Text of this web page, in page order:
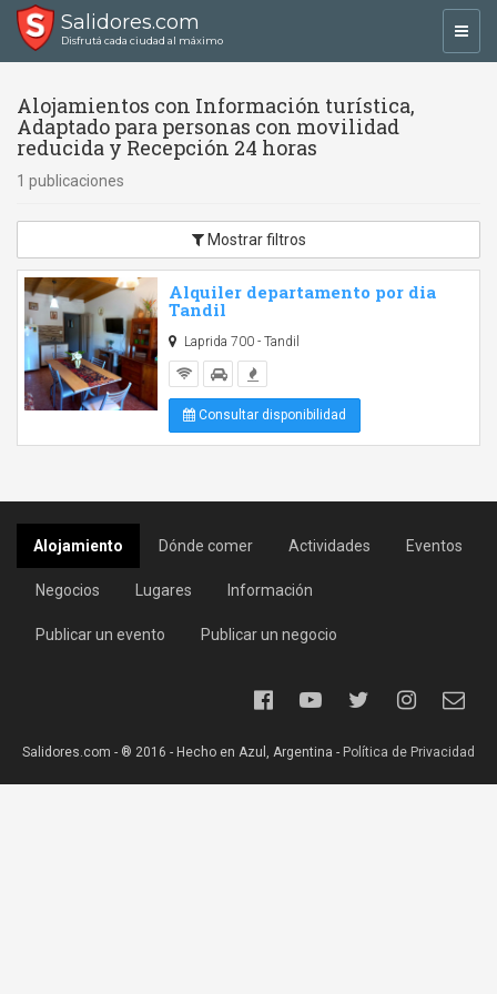
Salidores.com
Disfrutá cada ciudad al máximo
Alojamientos con Información turística,
Adaptado para personas con movilidad
reducida y Recepción 24 horas
1 publicaciones
Mostrar filtros
Alquiler departamento por dia
Tandil
Laprida 700 - Tandil
Consultar disponibilidad
Alojamiento Dónde comer Actividades Eventos
Negocios Lugares Información
Publicar un evento Publicar un negocio
Salidores.com - ® 2016 - Hecho en Azul, Argentina - Política de Privacidad